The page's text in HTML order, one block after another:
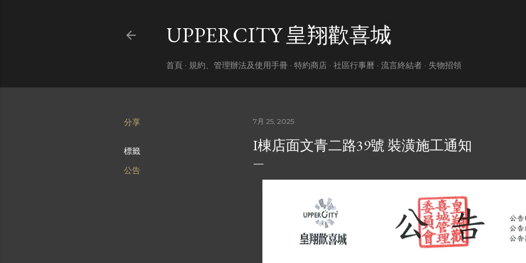
UPPERCITY 皇翔歡喜城
首頁 規約、管理辦法及使用手冊 特約商店 社區行事曆 流言終結者 失物招領
分享
標籤
公告
7月 25, 2025
I棟店面文青二路39號 裝潢施工通知